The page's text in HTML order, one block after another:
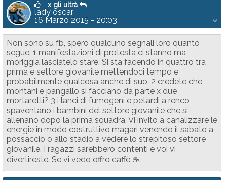
x gli ultrà
lady oscar
16 Marzo 2015 - 20:03
Non sono su fb, spero qualcuno segnali loro quanto
segue: 1 manifestazioni di protesta ci stanno ma
moriggia lasciatelo stare. Si sta facendo in quattro tra
prima e settore giovanile mettendoci tempo e
probabilmente qualcosa anche di suo. 2 credete che
montani e pangallo si facciano da parte x due
mortaretti? 3 i lanci di fumogeni e petardi a renco
spaventano i bambini del settore giovanile che si
allenano dopo la prima squadra. Vi invito a canalizzare le
energie in modo costruttivo magari venendo il sabato a
possaccio o allo stadio a vedere lo strepitoso settore
giovanile. I ragazzi sarebbero contenti e voi vi
divertireste. Se vi vedo offro caffè ☕.